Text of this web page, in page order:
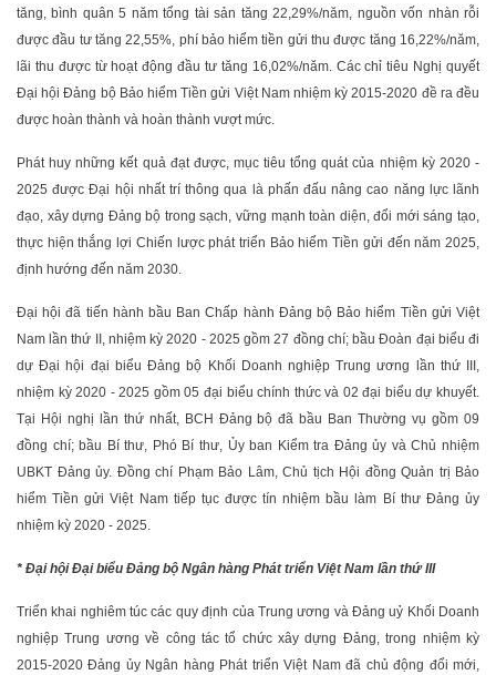
tăng, bình quân 5 năm tổng tài sản tăng 22,29%/năm, nguồn vốn nhàn rỗi
được đầu tư tăng 22,55%, phí bảo hiểm tiền gửi thu được tăng 16,22%/năm,
lãi thu được từ hoạt động đầu tư tăng 16,02%/năm. Các chỉ tiêu Nghị quyết
Đại hội Đảng bộ Bảo hiểm Tiền gửi Việt Nam nhiệm kỳ 2015-2020 đề ra đều
được hoàn thành và hoàn thành vượt mức.
Phát huy những kết quả đạt được, mục tiêu tổng quát của nhiệm kỳ 2020 -
2025 được Đại hội nhất trí thông qua là phấn đấu nâng cao năng lực lãnh
đạo, xây dựng Đảng bộ trong sạch, vững mạnh toàn diện, đổi mới sáng tạo,
thực hiện thắng lợi Chiến lược phát triển Bảo hiểm Tiền gửi đến năm 2025,
định hướng đến năm 2030.
Đại hội đã tiến hành bầu Ban Chấp hành Đảng bộ Bảo hiểm Tiền gửi Việt
Nam lần thứ II, nhiệm kỳ 2020 - 2025 gồm 27 đồng chí; bầu Đoàn đại biểu đi
dự Đại hội đại biểu Đảng bộ Khối Doanh nghiệp Trung ương lần thứ III,
nhiệm kỳ 2020 - 2025 gồm 05 đại biểu chính thức và 02 đại biểu dự khuyết.
Tại Hội nghị lần thứ nhất, BCH Đảng bộ đã bầu Ban Thường vụ gồm 09
đồng chí; bầu Bí thư, Phó Bí thư, Ủy ban Kiểm tra Đảng ủy và Chủ nhiệm
UBKT Đảng ủy. Đồng chí Phạm Bảo Lâm, Chủ tịch Hội đồng Quản trị Bảo
hiểm Tiền gửi Việt Nam tiếp tục được tín nhiệm bầu làm Bí thư Đảng ủy
nhiệm kỳ 2020 - 2025.
* Đại hội Đại biểu Đảng bộ Ngân hàng Phát triển Việt Nam lần thứ III
Triển khai nghiêm túc các quy định của Trung ương và Đảng uỷ Khối Doanh
nghiệp Trung ương về công tác tổ chức xây dựng Đảng, trong nhiệm kỳ
2015-2020 Đảng ủy Ngân hàng Phát triển Việt Nam đã chủ động đổi mới,